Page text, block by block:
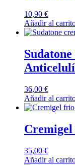
10,90 €
Añadir al
36,00 €
Añadir al
35,00 €
Añadir al